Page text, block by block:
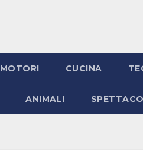
MOTORI CUCINA
ANIMALI